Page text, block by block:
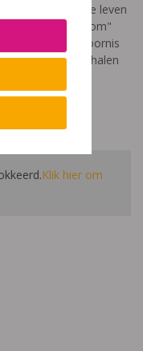
hoe het is om te leven
"Ik heet niet dom"
van een leerstoornis
Je hoort verhalen
Klik hier om